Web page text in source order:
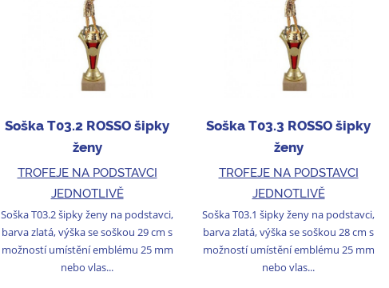
Soška T03.2 ROSSO šipky
ženy
TROFEJE NA PODSTAVCI
JEDNOTLIVĚ
Soška T03.2 šipky ženy na podstavci,
barva zlatá, výška se soškou 29 cm s
možností umístění emblému 25 mm
nebo vlas...
Soška T03.3 ROSSO šipky
ženy
TROFEJE NA PODSTAVCI
JEDNOTLIVĚ
Soška T03.1 šipky ženy na podstavci,
barva zlatá, výška se soškou 28 cm s
možností umístění emblému 25 mm
nebo vlas...